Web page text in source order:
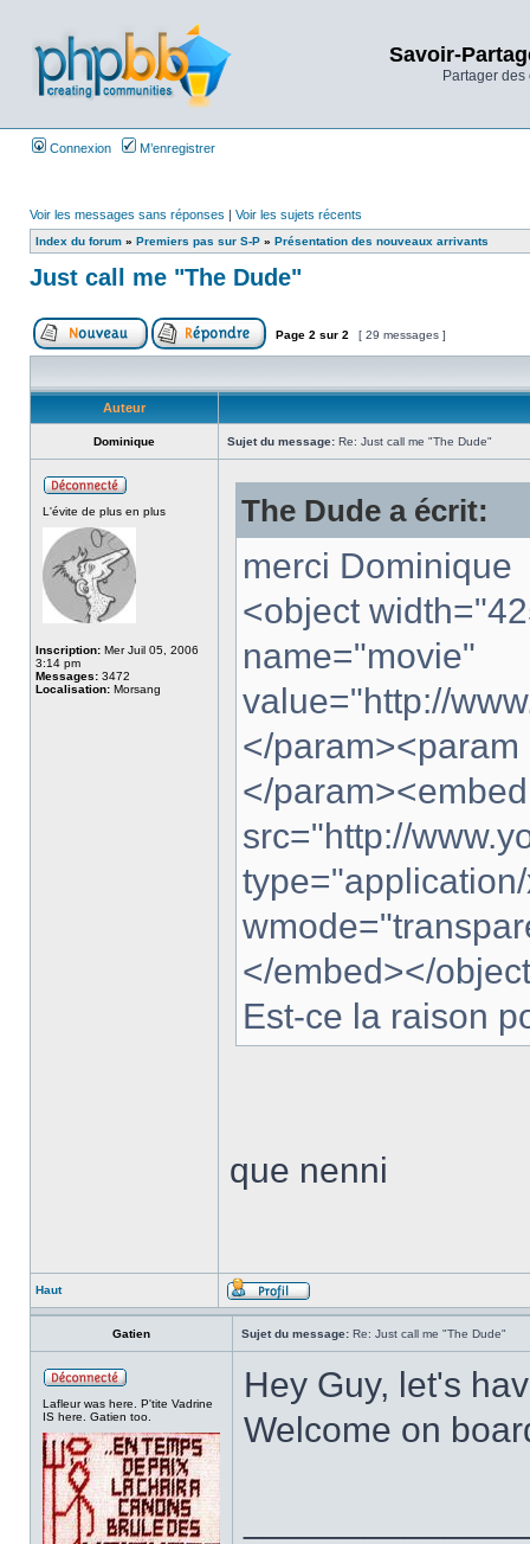
Savoir-
Partager
Connexion M’enregistrer
Voir les messages sans réponses | Voir les sujets récents
Index du forum » Premiers pas sur S-P » Présentation des nouveaux arrivants
Just call me "The Dude"
Page 2 sur 2 [ 29 messages ]
Auteur
Dominique Sujet du message: Re: Just call me "The Dude"
L'évite de plus en plus
Inscription: Mer Juil 05, 2006
3:14 pm
Messages: 3472
Localisation: Morsang
The Dude a écrit:
merci Dominique
<object
name="movie"
value="http://
</
</param><embed
src="http://
</embed></
Est-ce la raison
que nenni
Haut
Gatien Sujet du message: Re: Just call me "The Dude"
Lafleur was here. P'tite Vadrine
IS here. Gatien too.
Hey Guy, let's
Welcome on